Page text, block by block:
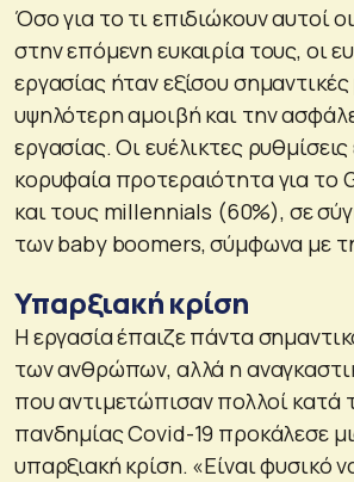
Όσο για το τι επιδιώκουν αυτοί
στην επόμενη ευκαιρία τους, οι
εργασίας ήταν εξίσου
υψηλότερη αμοιβή και την
εργασίας. Οι ευέλικτες
κορυφαία προτεραιότητα για το
και τους millennials (60%), σε
των baby boomers, σύμφωνα με
Υπαρξιακή κρίση
Η εργασία έπαιζε πάντα
των ανθρώπων, αλλά η
που αντιμετώπισαν πολλοί κατά
πανδημίας Covid-19 προκάλεσε
υπαρξιακή κρίση. «Είναι φυσικό